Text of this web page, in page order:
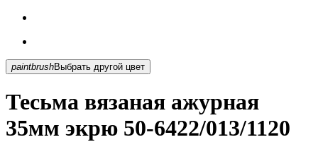
paintbrush Выбрать другой цвет
Тесьма вязаная ажурная
35мм экрю 50-6422/013/1120